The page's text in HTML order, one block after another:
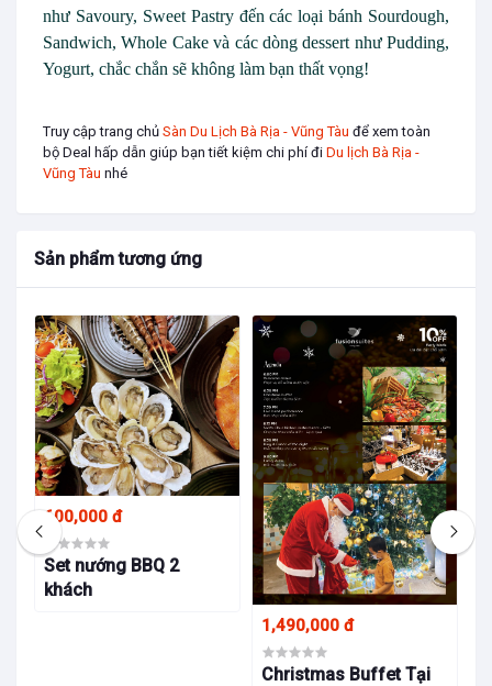
như Savoury, Sweet Pastry đến các loại bánh Sourdough,
Sandwich, Whole Cake và các dòng dessert như Pudding,
Yogurt, chắc chắn sẽ không làm bạn thất vọng!
Truy cập trang chủ Sàn Du Lịch Bà Rịa - Vũng Tàu để xem toàn
bộ Deal hấp dẫn giúp bạn tiết kiệm chi phí đi Du lịch Bà Rịa -
Vũng Tàu nhé
Sản phẩm tương ứng
600,000 đ
Set nướng BBQ 2
khách
1,490,000 đ
Christmas Buffet Tại